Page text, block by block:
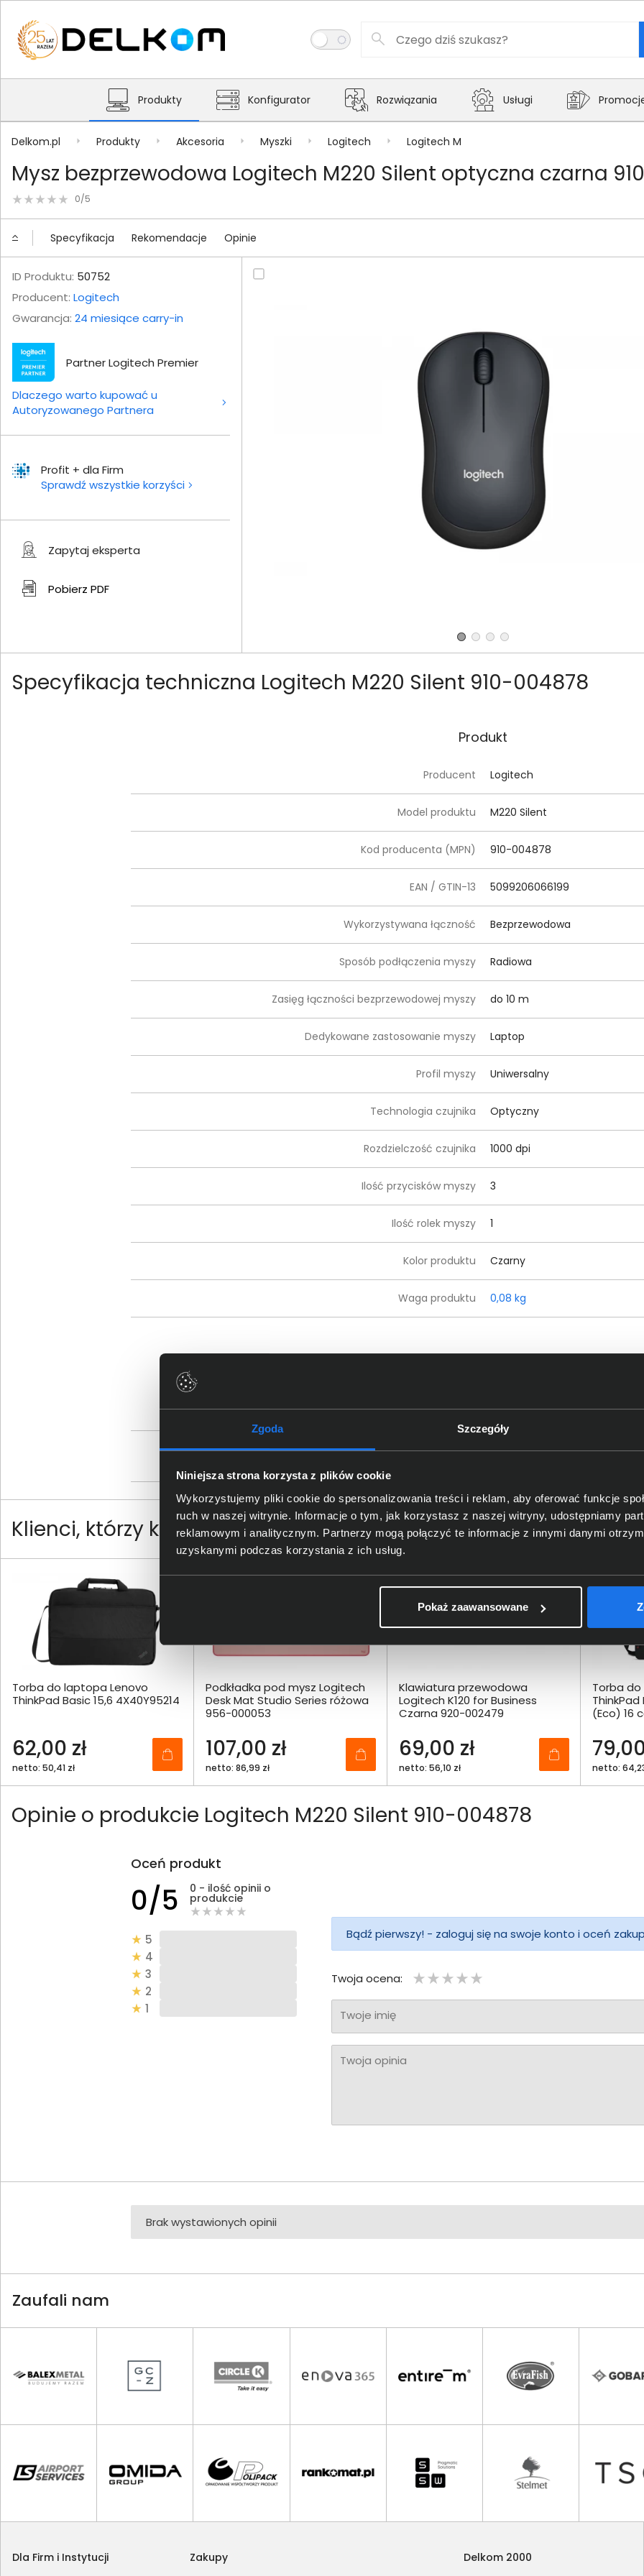
Zgoda Szczegóły
Niniejsza strona korzysta z plików cookie
Wykorzystujemy pliki cookie do spersonalizowania treści i reklam, aby oferować funkcje
ruch w naszej witrynie. Informacje o tym, jak korzystasz z naszej witryny, udostępniamy
reklamowym i analitycznym. Partnerzy mogą połączyć te informacje z innymi danymi
uzyskanymi podczas korzystania z ich usług.
Pokaż zaawansowane
Produkty Konfigurator Rozwiązania Usługi
Delkom.pl Produkty Akcesoria Myszki Logitech Logitech M
Mysz bezprzewodowa Logitech M220 Silent optyczna czarna
0/5
Specyfikacja Rekomendacje Opinie
ID Produktu: 50752
Producent: Logitech
Gwarancja: 24 miesiące carry-in
Partner Logitech Premier
Dlaczego warto kupować u
Autoryzowanego Partnera
Profit + dla Firm
Sprawdź wszystkie korzyści
Zapytaj eksperta
Pobierz PDF
Specyfikacja techniczna Logitech M220 Silent 910-004878
Produkt
Producent Logitech
Model produktu M220 Silent
Kod producenta (MPN) 910-004878
EAN / GTIN-13 5099206066199
Wykorzystywana łączność Bezprzewodowa
Sposób podłączenia myszy Radiowa
Zasięg łączności bezprzewodowej myszy do 10 m
Dedykowane zastosowanie myszy Laptop
Profil myszy Uniwersalny
Technologia czujnika Optyczny
Rozdzielczość czujnika 1000 dpi
Ilość przycisków myszy 3
Ilość rolek myszy 1
Kolor produktu Czarny
Waga produktu 0,08 kg
Lausanne, Switzerland
Osoba odpowiedzialna za produkt Logitech Europe S.A.;
Klienci, którzy kupili ten produkt często wybierali również
Torba do laptopa Lenovo
ThinkPad Basic 15,6 4X40Y95214
62,00 zł
netto: 50,41 zł
Podkładka pod mysz Logitech
Desk Mat Studio Series różowa
956-000053
107,00 zł
netto: 86,99 zł
Klawiatura przewodowa
Logitech K120 for Business
Czarna 920-002479
69,00 zł
netto: 56,10 zł
Torba
(Eco) 16
netto:
Opinie o produkcie Logitech M220 Silent 910-004878
Oceń produkt
0/5 0 - ilość opinii o
produkcie
5
4
3
2
1
Bądź pierwszy! - zaloguj się na swoje konto i oceń
Twoja ocena:
Twoje imię
Twoja opinia
Brak wystawionych opinii
Zaufali nam
Dla Firm i Instytucji Zakupy Delkom 2000